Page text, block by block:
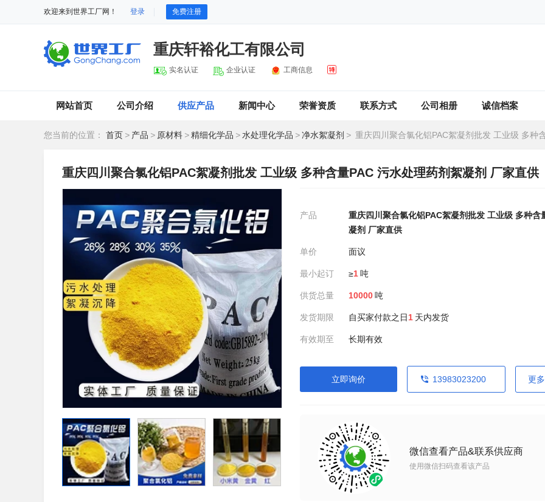
欢迎来到世界工厂网！ 登录 免费注册
重庆轩裕化工有限公司
实名认证 企业认证 工商信息
网站首页 公司介绍 供应产品 新闻中心 荣誉资质 联系方式 公司相册 诚信档案
您当前的位置： 首页 > 产品 > 原材料 >精细化学品 >水处理化学品 >净水絮凝剂 > 重庆四川聚合氯化铝PAC絮凝剂批发 工业级 多种含量PAC 污水处理药剂
重庆四川聚合氯化铝PAC絮凝剂批发 工业级 多种含量PAC 污水处理药剂絮凝剂 厂家直供
产品
重庆四川聚合氯化铝PAC絮凝剂批发 工业级 多种含
凝剂 厂家直供
单价 面议
最小起订 ≥1吨
供货总量 10000吨
发货期限 自买家付款之日1 天内发货
有效期至 长期有效
立即询价 13983023200 更
微信查看产品&联系供应商
使用微信扫码查看该产品